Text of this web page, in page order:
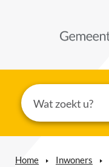
Home Inwoners